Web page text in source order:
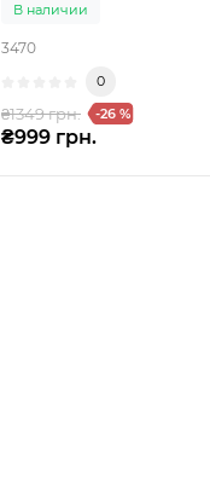
В наличии
3470
0
₴1349 грн. -26 %
₴999 грн.